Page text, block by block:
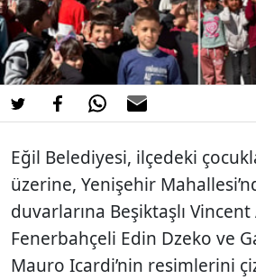
Eğil Belediyesi, ilçedeki
üzerine, Yenişehir
duvarlarına Beşiktaşlı
Fenerbahçeli Edin Dzeko ve
Mauro Icardi’nin resimlerini